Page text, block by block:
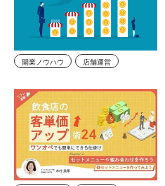
開業ノウハウ 店舗運営